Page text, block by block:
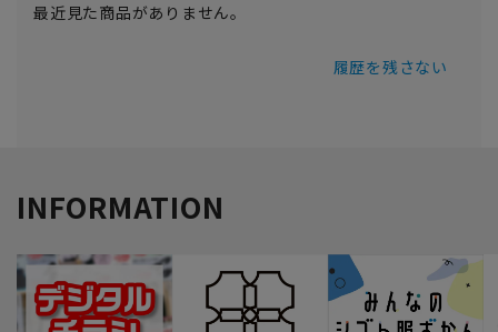
最近見た商品がありません。
履歴を残さない
INFORMATION